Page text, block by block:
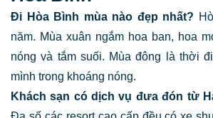
Đi Hòa Bình mùa nào đẹp nhất?
năm. Mùa xuân ngắm hoa ban, hoa
nóng và tắm suối. Mùa đông là thời
mình trong khoáng nóng.
Khách sạn có dịch vụ đưa đón từ